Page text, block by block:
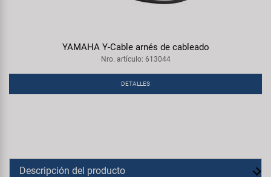
YAMAHA Y-Cable arnés de cableado
Nro. artículo: 613044
DETALLES
Descripción del producto